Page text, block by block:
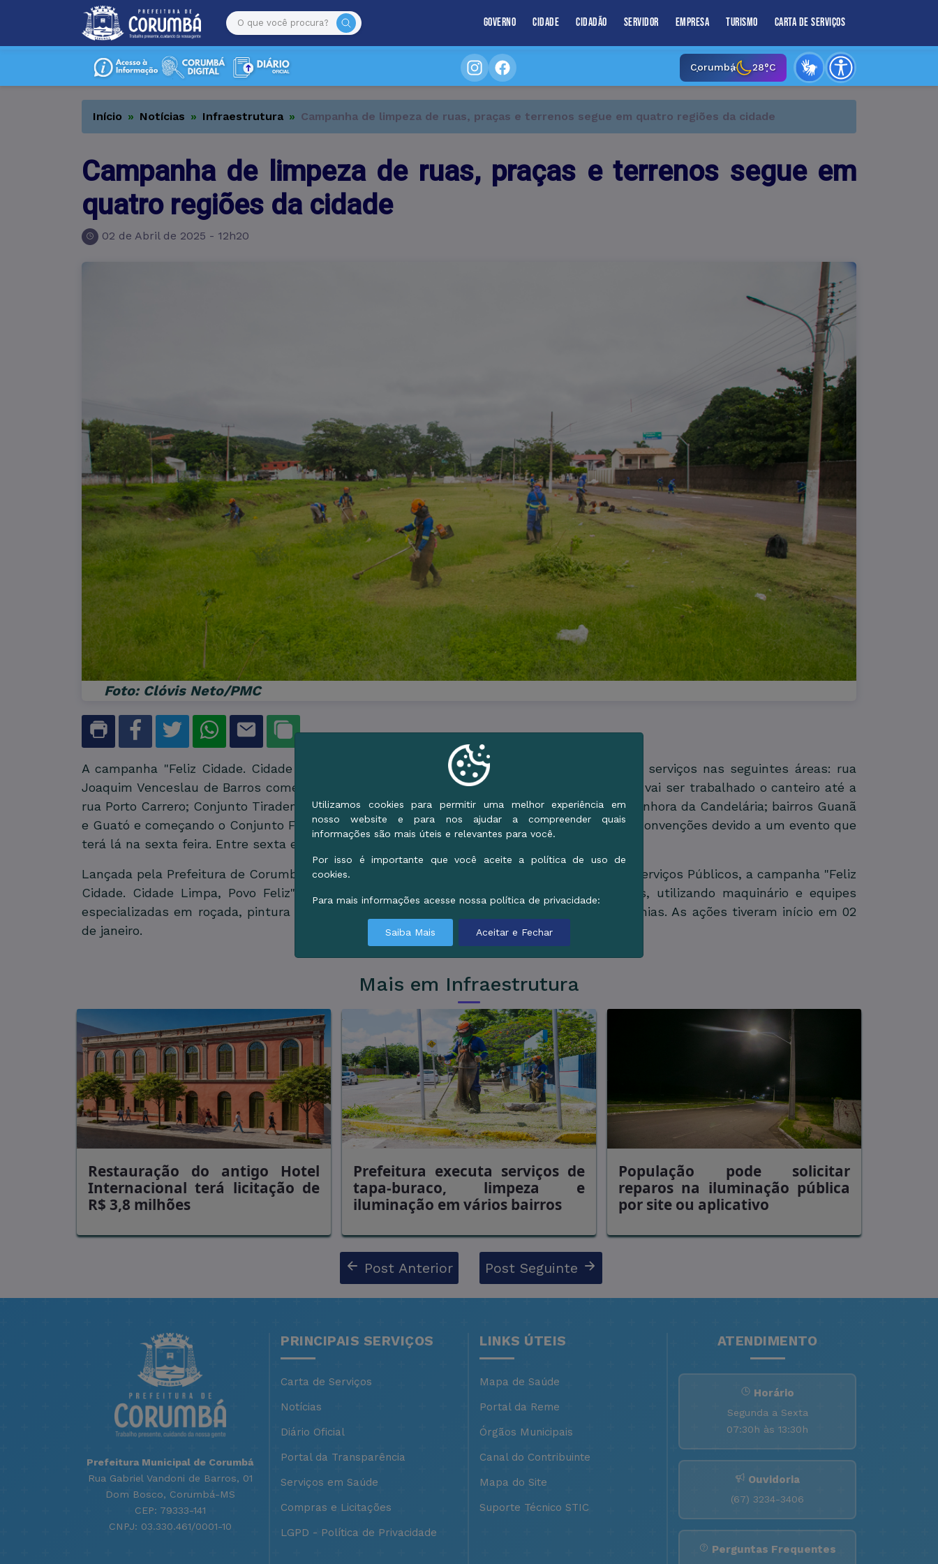
Governo Cidade Cidadão Servidor Empresa Turismo Carta de Serviços
Corumbá 28°C
Início Notícias Infraestrutura Campanha de limpeza de ruas, praças e terrenos segue em quatro regiões da cidade
Campanha de limpeza de ruas, praças e terrenos segue em
quatro regiões da cidade
02 de Abril de 2025 - 12h20
Foto: Clóvis Neto/PMC
A campanha "Feliz Cidade. Cidade Limpa, Povo Feliz" executa, ao longo desta semana, os serviços nas seguintes áreas: rua
Joaquim Venceslau de Barros começando a Cyríaco de Toledo e chegando à rua Edu Rocha vai ser trabalhado o canteiro até a
rua Porto Carrero; Conjunto Tiradentes (bairro Aeroporto); rua General Dutra com a Nossa Senhora da Candelária; bairros Guanã
e Guató e começando o Conjunto Flamboyant. Na quinta,dia 03, ação na área do Centro de convenções devido a um evento que
terá lá na sexta feira. Entre sexta e sábado no entorno da Polícia Civil e na Praça CEU.
Lançada pela Prefeitura de Corumbá, por meio da Secretaria Municipal de Infraestrutura e Serviços Públicos, a campanha "Feliz
Cidade. Cidade Limpa, Povo Feliz" abrange a limpeza de ruas, praças e prédios públicos, utilizando maquinário e equipes
especializadas em roçada, pintura de meio-fio, coleta de lixo, varrição e controle de endemias. As ações tiveram início em 02
de janeiro.
Mais em Infraestrutura
Restauração do antigo Hotel
Internacional terá licitação de
R$ 3,8 milhões
Prefeitura executa serviços de
tapa-buraco, limpeza e
iluminação em vários bairros
População pode solicitar
reparos na iluminação pública
por site ou aplicativo
Post Anterior Post Seguinte
Prefeitura Municipal de Corumbá
Rua Gabriel Vandoni de Barros, 01
Dom Bosco, Corumbá-MS
CEP: 79333-141
CNPJ: 03.330.461/0001-10
PRINCIPAIS SERVIÇOS
Carta de Serviços
Notícias
Diário Oficial
Portal da Transparência
Serviços em Saúde
Compras e Licitações
LGPD - Política de Privacidade
LINKS ÚTEIS
Mapa de Saúde
Portal da Reme
Órgãos Municipais
Canal do Contribuinte
Mapa do Site
Suporte Técnico STIC
ATENDIMENTO
Horário
Segunda a Sexta
07:30h às 13:30h
Ouvidoria
(67) 3234-3406
Perguntas Frequentes
Utilizamos cookies para permitir uma melhor experiência em
nosso website e para nos ajudar a compreender quais
informações são mais úteis e relevantes para você.
Por isso é importante que você aceite a política de uso de
cookies.
Para mais informações acesse nossa política de privacidade:
Saiba Mais Aceitar e Fechar